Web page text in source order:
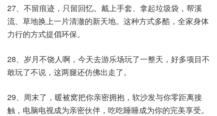
27、不留痕迹，只留回忆。戴上手套、拿起垃圾袋，帮溪
流、草地换上一片清澈的新天地。这种方式多酷，全家身体
力行的方式提倡环保。
28、岁月不饶人啊，今天去游乐场玩了一整天，好多项目不
敢玩了不说，这两腿还仿佛出走了。
29、周末了，暖被窝把你亲密拥抱，软沙发与你零距离接
触，电脑电视成为亲密伙伴，吃吃睡睡成为你的完美享受。